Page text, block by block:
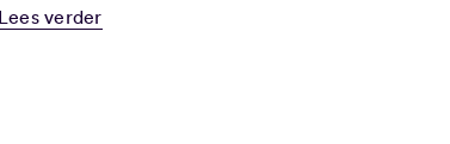
Lees verder